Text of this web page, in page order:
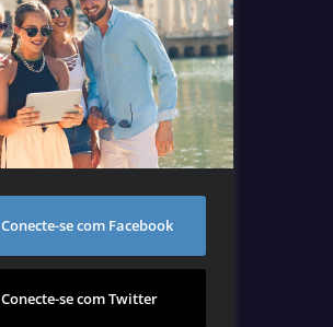
Conecte-se com Facebook
Conecte-se com Twitter